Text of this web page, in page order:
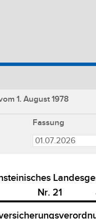
1. August 1978
Fassung